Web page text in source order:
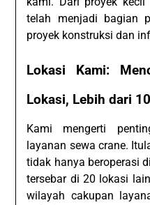
telah menjadi bagian
proyek konstruksi dan
Lokasi Kami:
Lokasi, Lebih dari
Kami mengerti
layanan sewa crane.
tidak hanya beroperasi
tersebar di 20 lokasi
wilayah cakupan